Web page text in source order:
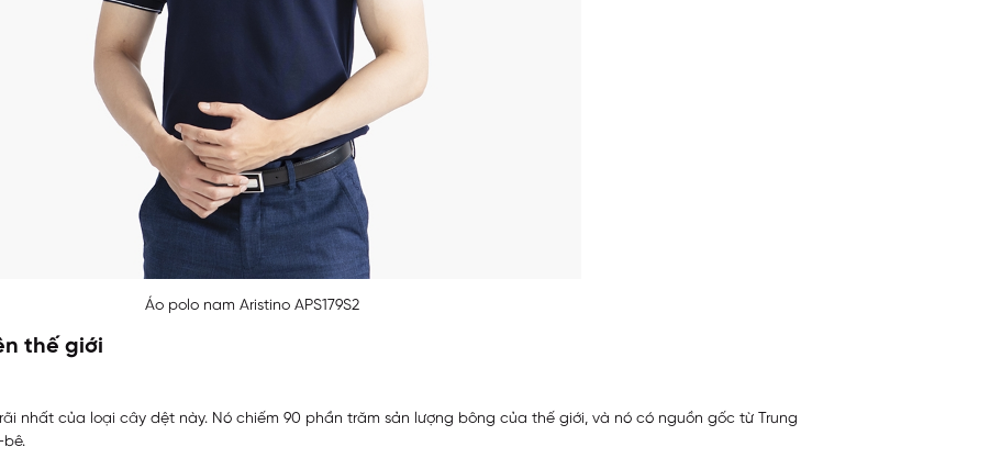
Áo polo nam Aristino APS179S2
thế giới
nhất của loại cây dệt này. Nó chiếm 90 phần trăm sản lượng bông của thế giới, và nó có nguồn gốc từ Trung